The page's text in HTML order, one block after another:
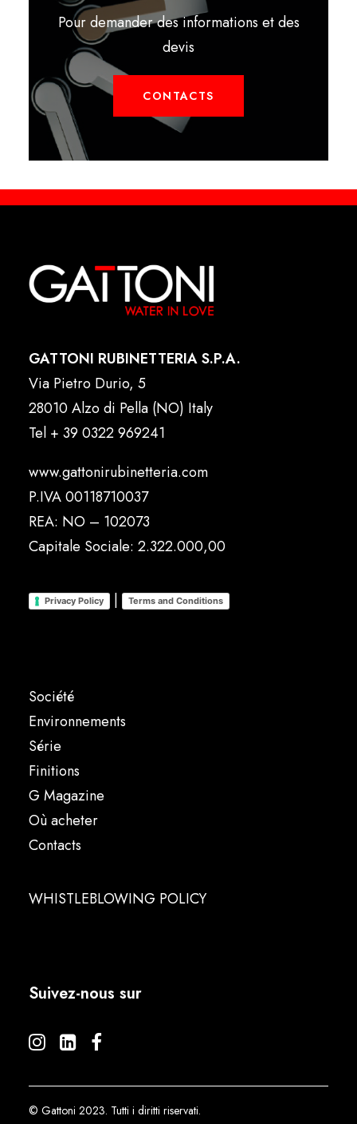
Pour demander des informations et des
devis
CONTACTS
GATTONI RUBINETTERIA S.P.A.
Via Pietro Durio, 5
28010 Alzo di Pella (NO) Italy
Tel + 39 0322 969241
www.gattonirubinetteria.com
P.IVA 00118710037
REA: NO – 102073
Capitale Sociale: 2.322.000,00
Privacy Policy | Terms and Conditions
Société
Environnements
Série
Finitions
G Magazine
Où acheter
Contacts
WHISTLEBLOWING POLICY
Suivez-nous sur
© Gattoni 2023. Tutti i diritti riservati.